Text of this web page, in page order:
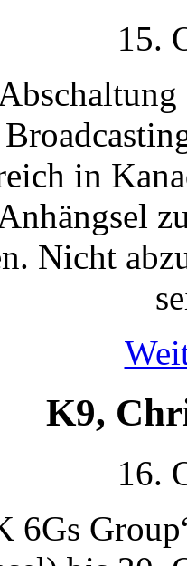
15.
in
Nicht
K9,
16.
6Gs